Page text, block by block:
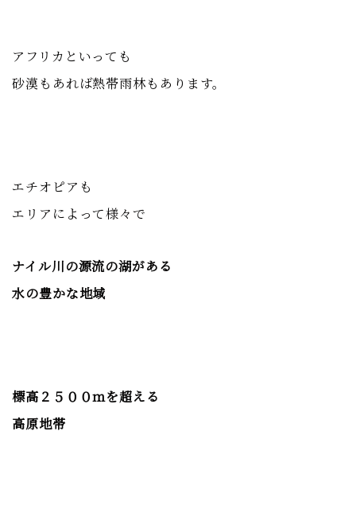
アフリカといっても
砂漠もあれば熱帯雨林もあります。
エチオピアも
エリアによって様々で
ナイル川の源流の湖がある
水の豊かな地域
標高２５００ｍを超える
高原地帯